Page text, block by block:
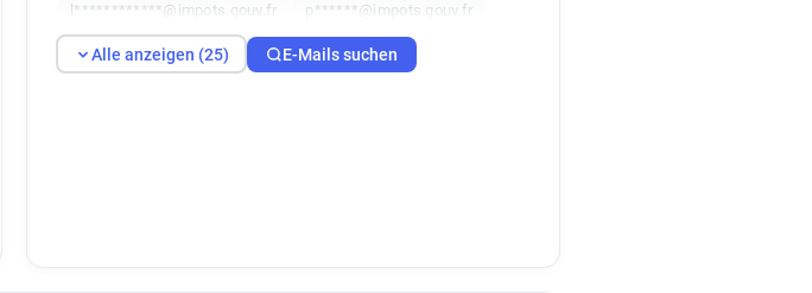
l************@impots.gouv.fr
p******@impots.gouv.fr
e***********@impots.gouv.fr
j**********@impots.gouv.fr
s************@impots.gouv.fr
n***********@impots.gouv.fr
Alle anzeigen (25) E-Mails suchen